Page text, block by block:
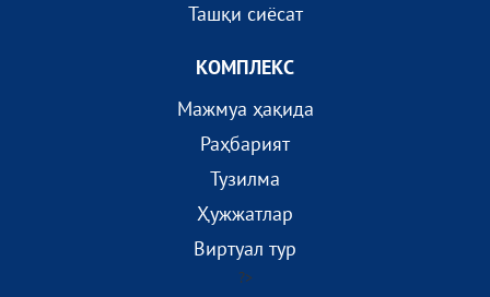
Ташқи сиёсат
КОМПЛEКС
Мажмуа ҳақида
Раҳбарият
Тузилма
Ҳужжатлар
Виртуал тур
?>